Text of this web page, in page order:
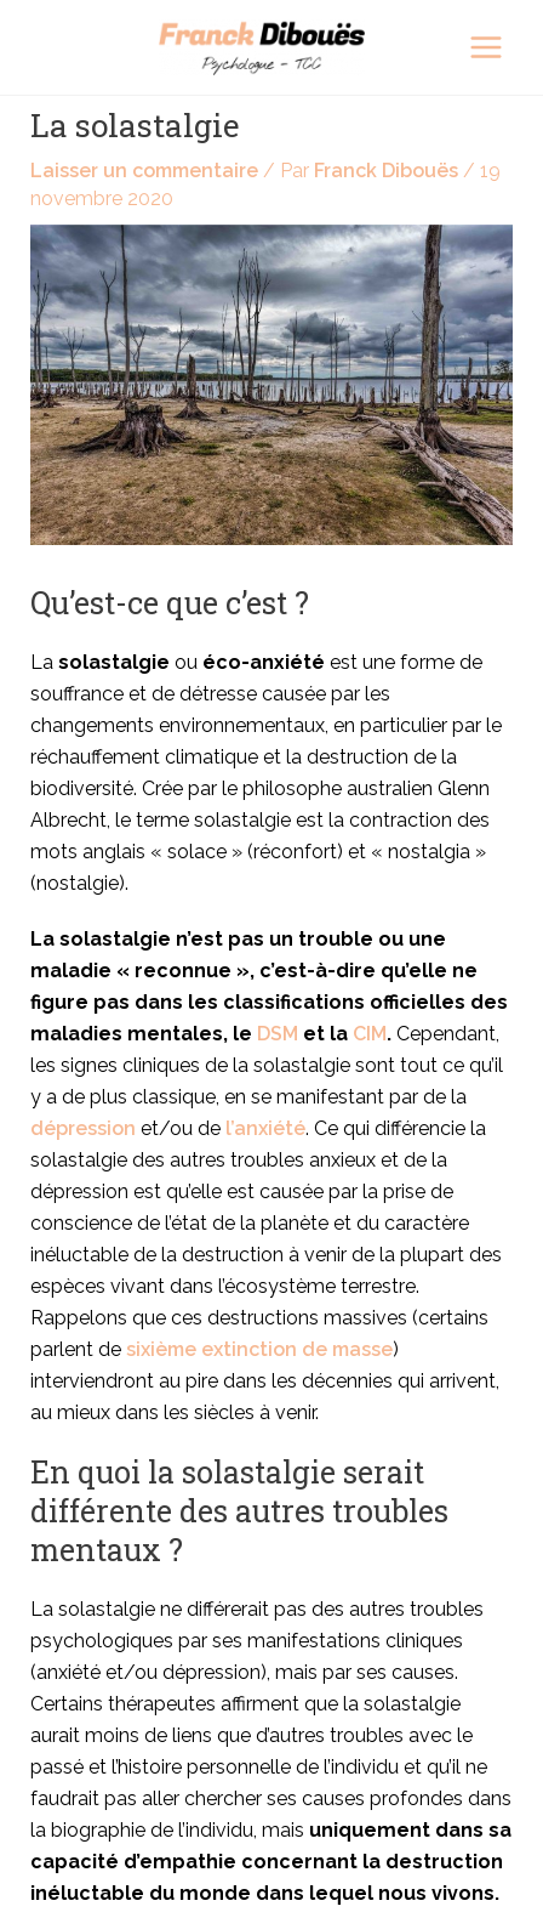
La solastalgie
Laisser un commentaire / Par Franck Dibouës / 19
novembre 2020
Qu’est-ce que c’est ?
La solastalgie ou éco-anxiété est une forme de
souffrance et de détresse causée par les
changements environnementaux, en particulier par le
réchauffement climatiqueet la destruction de la
biodiversité. Crée par le philosophe australien Glenn
Albrecht, le terme solastalgie est la contraction des
mots anglais « solace » (réconfort) et « nostalgia »
(nostalgie).
La solastalgie n’est pas un trouble ou une
maladie « reconnue », c’est-à-dire qu’elle ne
figure pas dans les classifications officielles des
maladies mentales, le DSM et la CIM . Cependant,
les signes cliniques de la solastalgie sont tout ce qu’il
y a de plus classique, en se manifestant par de la
dépression et/ou de l’anxiété. Ce qui différencie la
solastalgie des autres troubles anxieux et de la
dépression est qu’elle est causée par la prise de
conscience de l’état de la planète et du caractère
inéluctable de la destruction à venir de la plupart des
espèces vivant dans l’écosystème terrestre.
Rappelons que ces destructions massives (certains
parlent de sixième extinction de masse)
interviendront au pire dans les décennies qui arrivent,
au mieux dans les siècles à venir.
En quoi la solastalgie serait
différente des autres troubles
mentaux ?
La solastalgie ne différerait pas des autres troubles
psychologiques par ses manifestations cliniques
(anxiété et/ou dépression), mais par ses causes.
Certains thérapeutes affirment que la solastalgie
aurait moins de liens que d’autres troubles avec le
passé et l’histoire personnelle de l’individu et qu’il ne
faudrait pas aller chercher ses causes profondes dans
la biographie de l’individu, mais uniquement dans sa
capacité d’empathie concernant la destruction
inéluctable du monde dans lequel nous vivons.